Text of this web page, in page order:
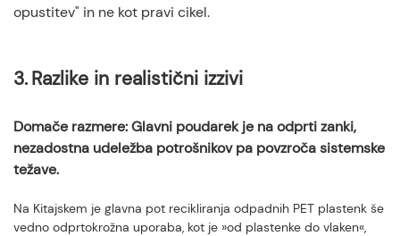
opustitev" in ne kot pravi cikel.
3.Razlike in realistični izzivi
Domače razmere: Glavni poudarek je na odprti zanki,
nezadostna udeležba potrošnikov pa povzroča sistemske
težave.
Na Kitajskem je glavna pot recikliranja odpadnih PET plastenk še
vedno odprtokrožna uporaba, kot je »od plastenke do vlaken«,